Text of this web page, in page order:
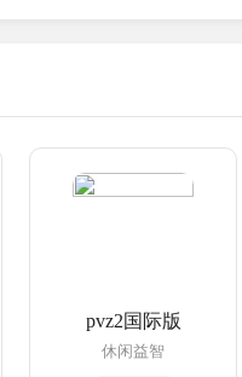
pvz2国际版
休闲益智